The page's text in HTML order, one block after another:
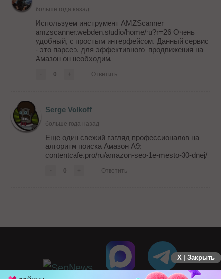
больше года назад
Используем инструмент AMZScanner
amzscanner.webden.studio/home/ru?r=26 Очень
удобный, с простым интерфейсом. Данный сервис
- это парсер, для эффективного продвижения на
Амазон он необходим.
0 Ответить
Serge Volkoff
больше года назад
Еще один свежий взгляд профессионалов на
алгоритм поиска Амазон А9:
contentcafe.pro/ru/amazon-seo-1e-mesto-30-dnej/
0 Ответить
X | Закрыть